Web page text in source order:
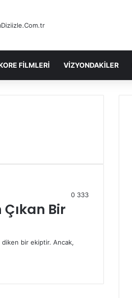
FILMLERI VIZYONDAKILER
0 333
Bir
bir ekiptir. Ancak,